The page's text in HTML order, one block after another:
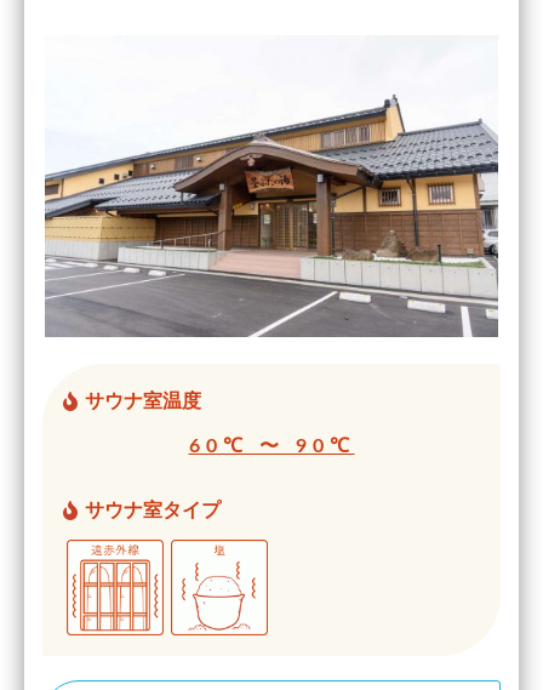
サウナ室温度
60℃ 〜 90℃
サウナ室タイプ